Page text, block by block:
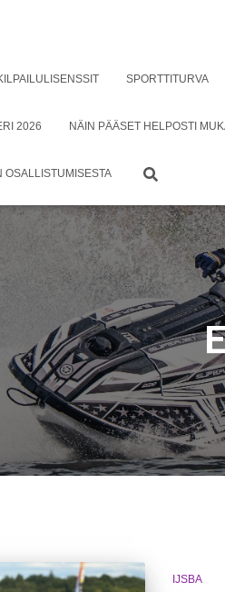
SPORTTITURVA
2026 NÄIN PÄÄSET HELPOSTI
OSALLISTUMISESTA
IJSBA